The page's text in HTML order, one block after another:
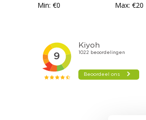
Min: €0 Max: €20